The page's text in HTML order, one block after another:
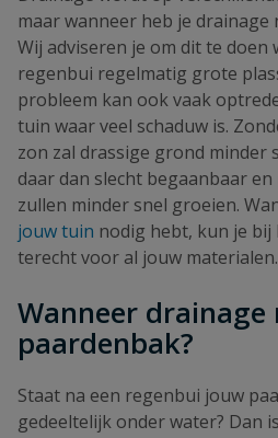
maar wanneer heb je
Wij adviseren je om dit te doen
regenbui regelmatig grote
probleem kan ook vaak
tuin waar veel schaduw is.
zon zal drassige grond minder
daar dan slecht begaanbaar
zullen minder snel groeien.
jouw tuin nodig hebt, kun je bij
terecht voor al jouw materialen.
Wanneer drainage
paardenbak?
Staat na een regenbui jouw
gedeeltelijk onder water? Dan